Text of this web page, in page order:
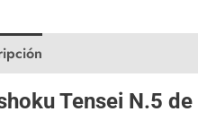
Tensei N.5 de